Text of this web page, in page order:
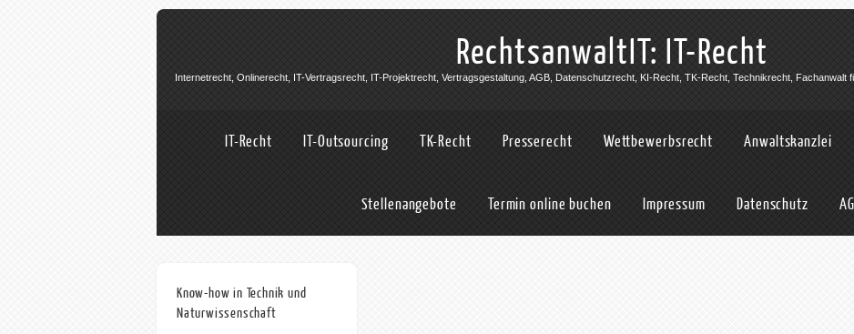
RechtsanwaltIT: IT-Recht
Internetrecht, Onlinerecht, IT-Vertragsrecht, IT-Projektrecht, Vertragsgestaltung, AGB, Datenschutzrecht, KI-Recht, TK-Recht, Technikrecht, Fachanwalt
IT-Recht IT-Outsourcing TK-Recht Presserecht Wettbewerbsrecht Anwaltskanzlei
Stellenangebote Termin online buchen Impressum Datenschutz
Know-how in Technik und
Naturwissenschaft